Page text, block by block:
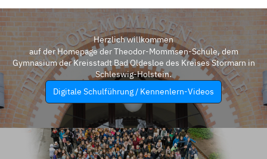
Herzlich willkommen
auf der Homepage der Theodor-Mommsen-Schule, dem
Gymnasium der Kreisstadt Bad Oldesloe des Kreises Stormarn in
Schleswig-Holstein.
Digitale Schulführung / Kennenlern-Videos